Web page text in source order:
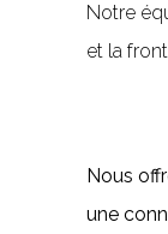
Notre
et la
Nous
une